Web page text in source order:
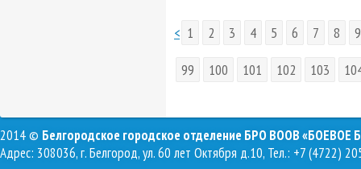
< 1 2 3 4 5 6 7 8
9
99
100 101 102 103
2014 © Белгородское городское отделение БРО ВООВ «БОЕВОЕ
Адрес: 308036, г. Белгород, ул. 60 лет Октября д.10, Тел.: +7 (4722)